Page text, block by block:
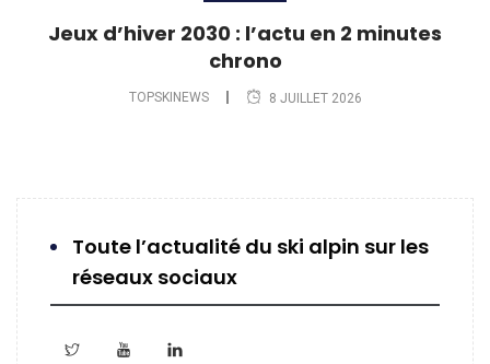
Jeux d’hiver 2030 : l’actu en 2 minutes
chrono
TOPSKINEWS 8 JUILLET 2026
Toute l’actualité du ski alpin sur les
réseaux sociaux